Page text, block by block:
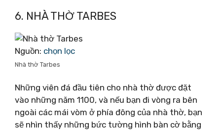
6. NHÀ THỜ TARBES
Nguồn: chọn lọc
Nhà thờ Tarbes
Những viên đá đầu tiên cho nhà thờ được đặt
vào những năm 1100, và nếu bạn đi vòng ra bên
ngoài các mái vòm ở phía đông của nhà thờ, bạn
sẽ nhìn thấy những bức tường hình bàn cờ bằng